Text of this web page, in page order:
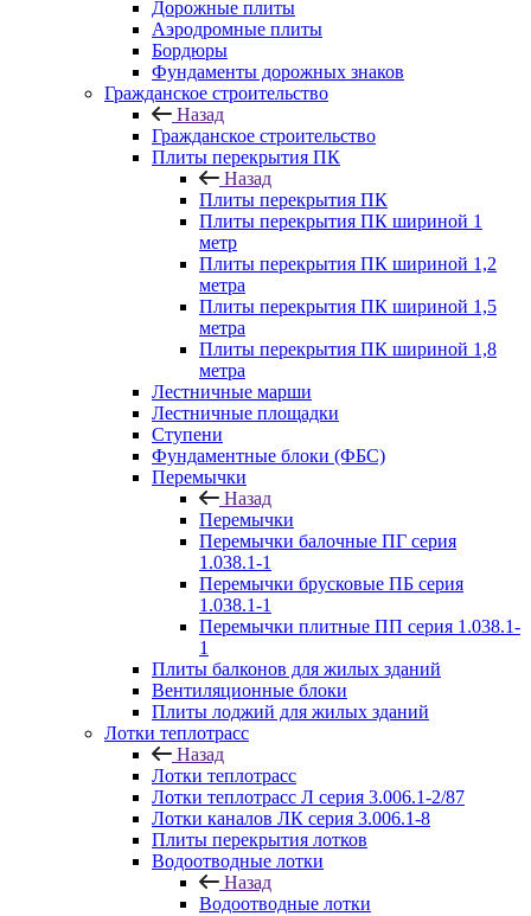
Дорожные плиты
Аэродромные плиты
Бордюры
Фундаменты дорожных знаков
Гражданское строительство
Назад
Гражданское строительство
Плиты перекрытия ПК
Назад
Плиты перекрытия ПК
Плиты перекрытия ПК шириной 1
метр
Плиты перекрытия ПК шириной 1,2
метра
Плиты перекрытия ПК шириной 1,5
метра
Плиты перекрытия ПК шириной 1,8
метра
Лестничные марши
Лестничные площадки
Ступени
Фундаментные блоки (ФБС)
Перемычки
Назад
Перемычки
Перемычки балочные ПГ серия
1.038.1-1
Перемычки брусковые ПБ серия
1.038.1-1
Перемычки плитные ПП серия 1.038.1-
1
Плиты балконов для жилых зданий
Вентиляционные блоки
Плиты лоджий для жилых зданий
Лотки теплотрасс
Назад
Лотки теплотрасс
Лотки теплотрасс Л серия 3.006.1-2/87
Лотки каналов ЛК серия 3.006.1-8
Плиты перекрытия лотков
Водоотводные лотки
Назад
Водоотводные лотки